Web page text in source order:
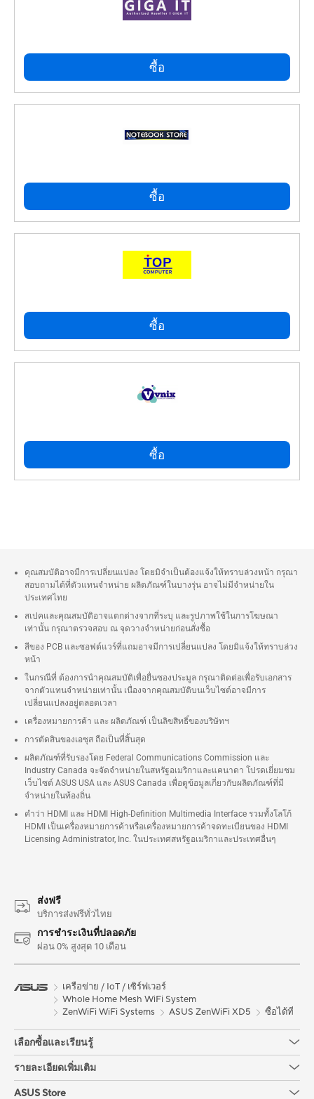
ซื้อ
ซื้อ
ซื้อ
ซื้อ
คุณสมบัติอาจมีการเปลี่ยนแปลง โดยมิจำเป็นต้องแจ้งให้ทราบล่วงหน้า กรุณา
สอบถามได้ที่ตัวแทนจำหน่าย ผลิตภัณฑ์ในบางรุ่น อาจไม่มีจำหน่ายใน
ประเทศไทย
สเปคและคุณสมบัติอาจแตกต่างจากที่ระบุ และรูปภาพใช้ในการโฆษณา
เท่านั้น กรุณาตรวจสอบ ณ จุดวางจำหน่ายก่อนสั่งซื้อ
สีของ PCB และซอฟต์แวร์ที่แถมอาจมีการเปลี่ยนแปลง โดยมิแจ้งให้ทราบล่วง
หน้า
ในกรณีที่ ต้องการนำคุณสมบัติเพื่อยื่นซองประมูล กรุณาติดต่อเพื่อรับเอกสาร
จากตัวแทนจำหน่ายเท่านั้น เนื่องจากคุณสมบัติบนเว็บไซต์อาจมีการ
เปลี่ยนแปลงอยู่ตลอดเวลา
เครื่องหมายการค้า และ ผลิตภัณฑ์ เป็นลิขสิทธิ์ของบริษัทฯ
การตัดสินของเอซุส ถือเป็นที่สิ้นสุด
ผลิตภัณฑ์ที่รับรองโดย Federal Communications Commission และ
Industry Canada จะจัดจำหน่ายในสหรัฐอเมริกาและแคนาดา โปรดเยี่ยมชม
เว็บไซต์ ASUS USA และ ASUS Canada เพื่อดูข้อมูลเกี่ยวกับผลิตภัณฑ์ที่มี
จำหน่ายในท้องถิ่น
คำว่า HDMI และ HDMI High-Definition Multimedia Interface รวมทั้งโลโก้
HDMI เป็นเครื่องหมายการค้าหรือเครื่องหมายการค้าจดทะเบียนของ HDMI
Licensing Administrator, Inc. ในประเทศสหรัฐอเมริกาและประเทศอื่นๆ
ส่งฟรี
บริการส่งฟรีทั่วไทย
การชำระเงินที่ปลอดภัย
ผ่อน 0% สูงสุด 10 เดือน
เครือข่าย / IoT / เซิร์ฟเวอร์
Whole Home Mesh WiFi System
ZenWiFi WiFi Systems
ASUS ZenWiFi XD5 ซื้อได้ที่
เลือกซื้อและเรียนรู้
รายละเอียดเพิ่มเติม
ASUS Store